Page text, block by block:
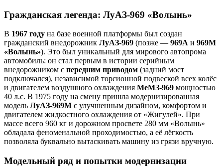
Гражданская легенда: ЛуАЗ-969 «Волынь»
В 1967 году на базе военной платформы был создан
гражданский внедорожник ЛуАЗ-969 (позже — 969А и 969М
«Волынь»). Это был уникальный для мирового автопрома
автомобиль: он стал первым в истории серийным
внедорожником с передним приводом (задний мост
подключался), независимой торсионной подвеской всех колёс
и двигателем воздушного охлаждения МеМЗ-969 мощностью
40 л.с. В 1975 году на смену пришла модернизированная
модель ЛуАЗ-969М с улучшенным дизайном, комфортом и
двигателем жидкостного охлаждения от «Жигулей». При
массе всего 960 кг и дорожном просвете 280 мм «Волынь»
обладала феноменальной проходимостью, а её лёгкость
позволяла буквально вытаскивать машину из грязи вручную.
Модельный ряд и попытки модернизации